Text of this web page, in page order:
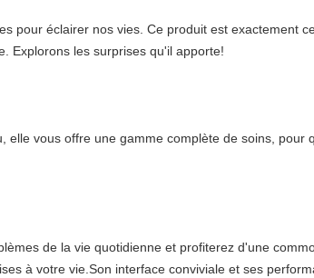
pour éclairer nos vies. Ce produit est exactement
Explorons les surprises qu'il apporte!
elle vous offre une gamme complète de soins, pour
de la vie quotidienne et profiterez d'une
à votre vie.Son interface conviviale et ses